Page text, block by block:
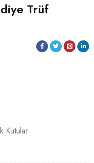
Trüf
Kutular